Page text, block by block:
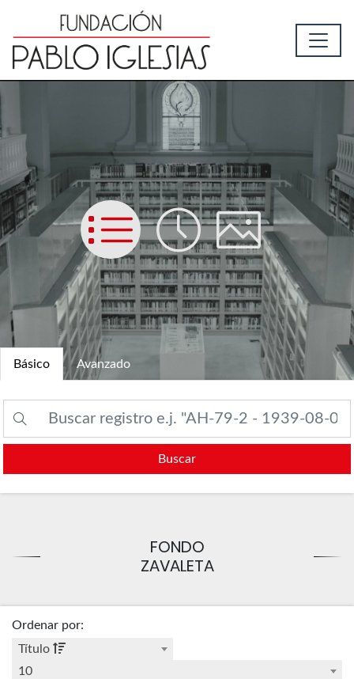
List Time Picture
Básico Avanzado
Buscar
FONDO
ZAVALETA
Ordenar por:
Título
10